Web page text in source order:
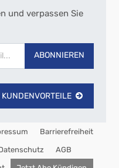
und verpassen Sie
ABONNIEREN
Barrierefreiheit
AGB